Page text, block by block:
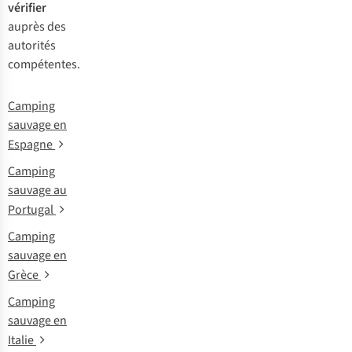
vérifier
auprès des
autorités
compétentes.
Camping
sauvage en
Espagne
Camping
sauvage au
Portugal
Camping
sauvage en
Grèce
Camping
sauvage en
Italie